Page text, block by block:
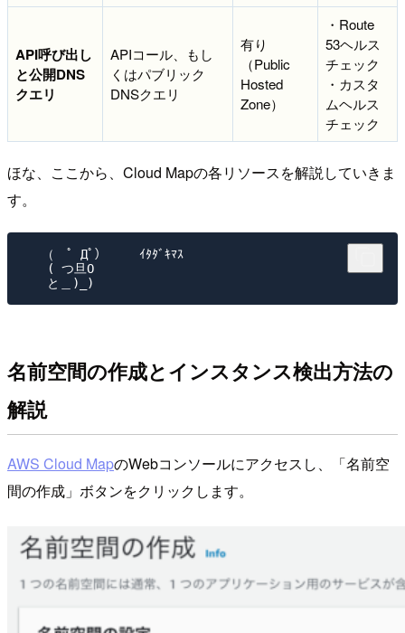
API呼び出し
と公開DNS
クエリ
APIコール、もし
くはパブリック
DNSクエリ
有り
（Public
Hosted
Zone）
・Route
53ヘルス
チェック
・カスタ
ムヘルス
チェック
ほな、ここから、Cloud Mapの各リソースを解説していきま
す。
（　ﾟ Дﾟ） 　　ｲﾀﾀﾞｷﾏｽ
( つ旦O
名前空間の作成とインスタンス検出方法の
解説
AWS Cloud MapのWebコンソールにアクセスし、「名前空
間の作成」ボタンをクリックします。